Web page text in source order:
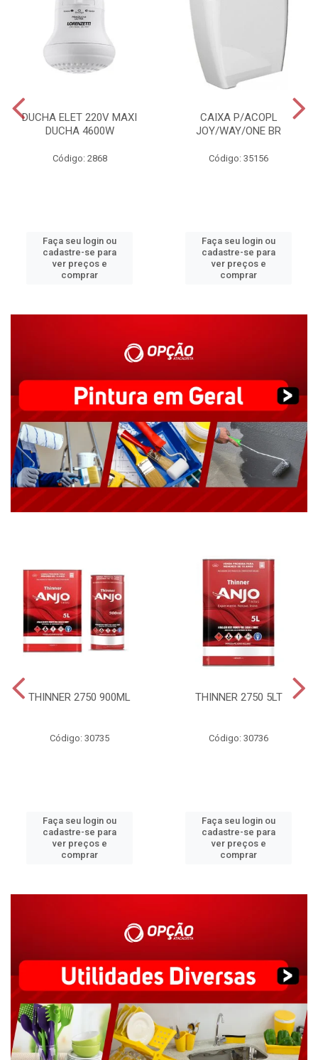
DUCHA ELET 220V MAXI
DUCHA 4600W
Código: 2868
Faça seu login ou
cadastre-se para
ver preços e
comprar
CAIXA P/ACOPL
JOY/WAY/ONE BR
Código: 35156
Faça seu login ou
cadastre-se para
ver preços e
comprar
THINNER 2750 900ML
Código: 30735
Faça seu login ou
cadastre-se para
ver preços e
comprar
THINNER 2750 5LT
Código: 30736
Faça seu login ou
cadastre-se para
ver preços e
comprar